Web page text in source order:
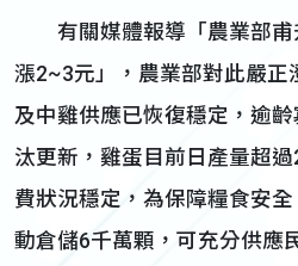
有關媒體報導「農業部甫
漲2~3元」，農業部對此嚴正
及中雞供應已恢復穩定，逾
汰更新，雞蛋目前日產量超
費狀況穩定，為保障糧食安
動倉儲6千萬顆，可充分供應